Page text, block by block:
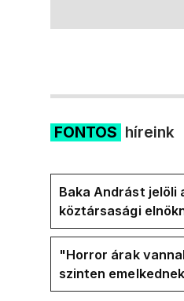
FONTOS híreink
Baka Andrást jelöli
köztársasági
"Horror árak
szinten
Facebook-oldalán